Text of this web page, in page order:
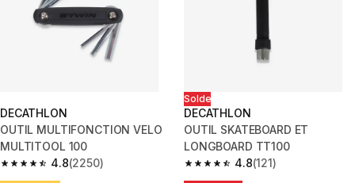
DECATHLON
OUTIL MULTIFONCTION VELO
MULTITOOL 100
4.8
4.8 out of 5 stars from 2250 reviews
(2250)
Solde
DECATHLON
OUTIL SKATEBOARD ET
LONGBOARD TT100
4.8
4.8 out of 5 stars from 121
(121)